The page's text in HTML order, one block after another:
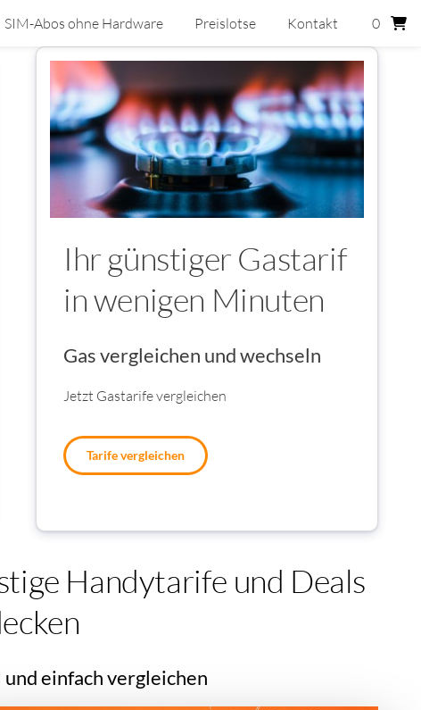
SIM-Abos ohne Hardware Preislotse Kontakt 0
Ihr günstiger Gastarif
in wenigen Minuten
Gas vergleichen und wechseln
Jetzt Gastarife vergleichen
Tarife vergleichen
Handytarife und Deals
und einfach vergleichen